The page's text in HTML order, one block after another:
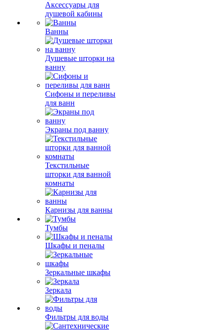
Аксессуары для
душевой кабины
Ванны
Душевые шторки на
ванну
Сифоны и переливы
для ванн
Экраны под ванну
Текстильные
шторки для ванной
комнаты
Карнизы для ванны
Тумбы
Шкафы и пеналы
Зеркальные шкафы
Зеркала
Фильтры для воды